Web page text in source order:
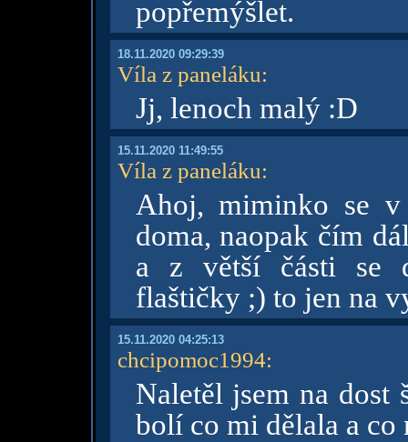
popřemýšlet.
18.11.2020 09:29:39
Víla z paneláku:
Jj, lenoch malý :D
15.11.2020 11:49:55
Víla z paneláku:
Ahoj, miminko se
doma, naopak čím
a z větší části se
flaštičky ;) to jen na
15.11.2020 04:25:13
chcipomoc1994:
Naletěl jsem na dost
bolí co mi dělala a co